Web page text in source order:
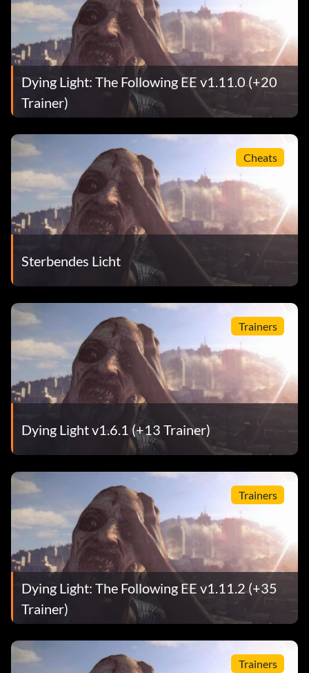
Dying Light: The Following EE v1.11.0 (+20
Trainer)
Cheats
Sterbendes Licht
Trainers
Dying Light v1.6.1 (+13 Trainer)
Trainers
Dying Light: The Following EE v1.11.2 (+35
Trainer)
Trainers